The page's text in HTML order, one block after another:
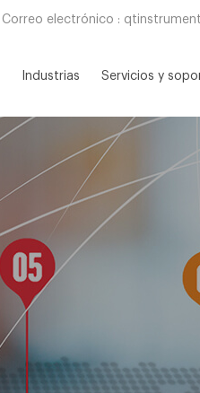
Correo electrónico :
Industrias Servicios y